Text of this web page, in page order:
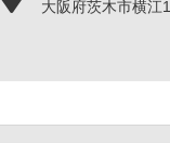
大阪府茨木市横江